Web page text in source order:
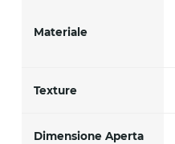
Materiale
Texture
Dimensione Aperta